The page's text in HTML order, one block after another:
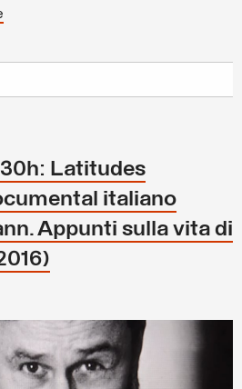
Latitudes
italiano
Appunti sulla vita di